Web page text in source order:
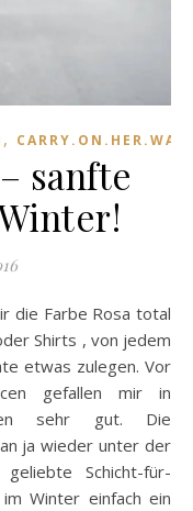
,
sanfte
Shirts , von jedem
etwas zulegen. Vor
gefallen mir in
sehr gut. Die
ja wieder unter der
Schicht-für-
Winter einfach ein